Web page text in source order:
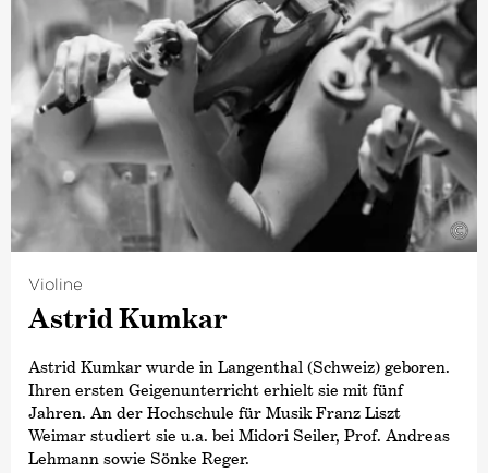
©
Violine
Astrid Kumkar
Astrid Kumkar wurde in Langenthal (Schweiz) geboren.
Ihren ersten Geigenunterricht erhielt sie mit fünf
Jahren. An der Hochschule für Musik Franz Liszt
Weimar studiert sie u.a. bei Midori Seiler, Prof. Andreas
Lehmann sowie Sönke Reger.